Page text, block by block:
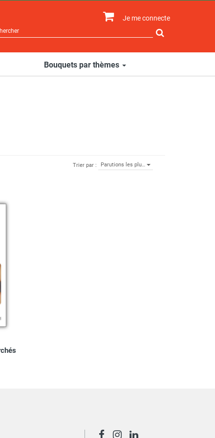
Je me connecte
Bouquets par thèmes
Trier par : Parutions les plu…